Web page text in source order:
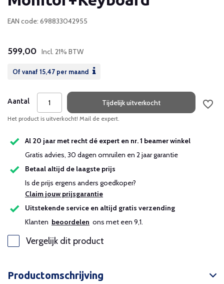
EAN code: 698833042955
599,00 Incl. 21% BTW
Of vanaf 15,47 per maand
Aantal Tijdelijk uitverkocht
Het product is uitverkocht! Mail de expert.
Al 20 jaar met recht dé expert en nr. 1 beamer winkel
Gratis advies, 30 dagen omruilen en 2 jaar garantie
Betaal altijd de laagste prijs
Is de prijs ergens anders goedkoper?
Claim jouw prijsgarantie
Uitstekende service en altijd gratis verzending
Klanten beoordelen ons met een 9,1.
Vergelijk dit product
Productomschrijving